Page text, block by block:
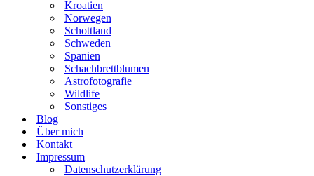
Kroatien
Norwegen
Schottland
Schweden
Spanien
Schachbrettblumen
Astrofotografie
Wildlife
Sonstiges
Blog
Über mich
Kontakt
Impressum
Datenschutzerklärung